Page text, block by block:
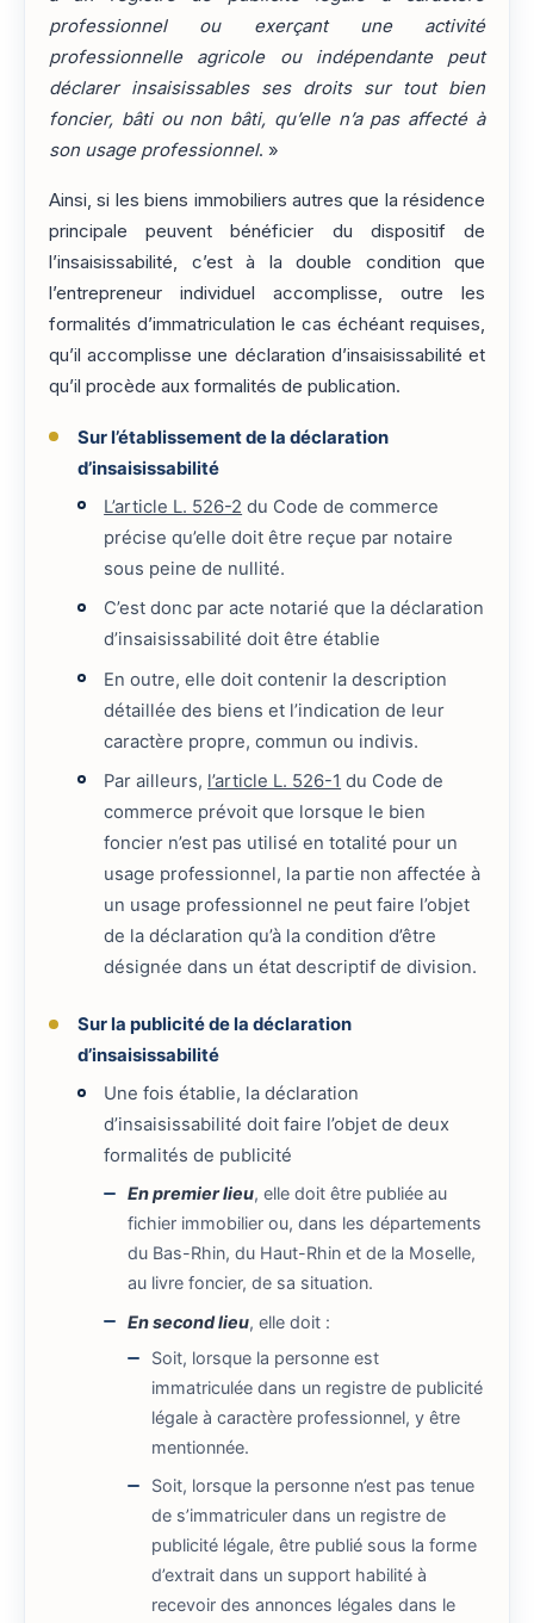
professionnel ou exerçant une activité
professionnelle agricole ou indépendante peut
déclarer insaisissables ses droits sur tout bien
foncier, bâti ou non bâti, qu’elle n’a pas affecté à
son usage professionnel. »
Ainsi, si les biens immobiliers autres que la résidence
principale peuvent bénéficier du dispositif de
l’insaisissabilité, c’est à la double condition que
l’entrepreneur individuel accomplisse, outre les
formalités d’immatriculation le cas échéant requises,
qu’il accomplisse une déclaration d’insaisissabilité et
qu’il procède aux formalités de publication.
Sur l’établissement de la déclaration
d’insaisissabilité
L’article L. 526-2 du Code de commerce
précise qu’elle doit être reçue par notaire
sous peine de nullité.
C’est donc par acte notarié que la déclaration
d’insaisissabilité doit être établie
En outre, elle doit contenir la description
détaillée des biens et l’indication de leur
caractère propre, commun ou indivis.
Par ailleurs, l’article L. 526-1 du Code de
commerce prévoit que lorsque le bien
foncier n’est pas utilisé en totalité pour un
usage professionnel, la partie non affectée à
un usage professionnel ne peut faire l’objet
de la déclaration qu’à la condition d’être
désignée dans un état descriptif de division.
Sur la publicité de la déclaration
d’insaisissabilité
Une fois établie, la déclaration
d’insaisissabilité doit faire l’objet de deux
formalités de publicité
En premier lieu, elle doit être publiée au
fichier immobilier ou, dans les départements
du Bas-Rhin, du Haut-Rhin et de la Moselle,
au livre foncier, de sa situation.
En second lieu, elle doit :
Soit, lorsque la personne est
immatriculée dans un registre de publicité
légale à caractère professionnel, y être
mentionnée.
Soit, lorsque la personne n’est pas tenue
de s’immatriculer dans un registre de
publicité légale, être publié sous la forme
d’extrait dans un support habilité à
recevoir des annonces légales dans le